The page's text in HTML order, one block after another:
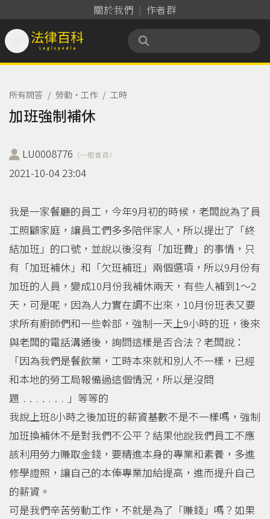
關於我們 作者群
法律百科 Legispedia
所有問答 / 勞動‧工作 / 工時
加班強制補休
LU0008776 （一般會員）
2021-10-04 23:04
我是一家餐廳的員工，今年9月初的時候，老闆說為了員
工照顧家庭，讓員工們多多陪伴家人，所以提出了「終
結加班」的口號，並說以後沒有「加班費」的事情，只
有「加班補休」和「欠班補班」兩個選項，所以9月份有
加班的人員，變成10月份我補休兩天，有些人補到1～2
天，可是呢，因為人力實在調不出來，10月份班表又要
求所有廚師們和一些幹部，強制一天上9小時的班，後來
與老闆的電話溝通後，詢問這樣是否合法？老闆說：
「因為我們是餐飲業，工時本來就和別人不一樣，已經
和本地的勞工局報備過這個情況，所以是沒問
題﹒.﹒.﹒.﹒」等等的
我說上班8小時之後加班的薪資基數不是不一樣嗎，強制
加班換補休不是對我們不公平？結果他說我們員工不應
該利用勞力賺取金錢，要精進本身的專業和素養，多進
修學證照，讓自己的本俸專業加給提高，進而提升自己
的薪資。
可是我們辛苦勞動工作，不就是為了「賺錢」嗎？如果